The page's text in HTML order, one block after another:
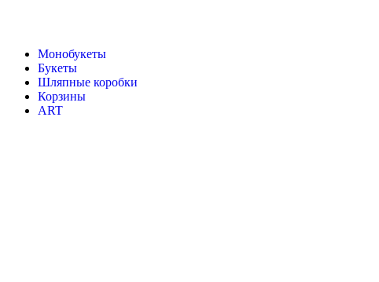
Монобукеты
Букеты
Шляпные коробки
Корзины
ART